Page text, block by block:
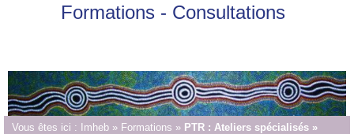
Formations - Consultations
Vous êtes ici : Imheb » Formations » PTR : Ateliers spécialisés »